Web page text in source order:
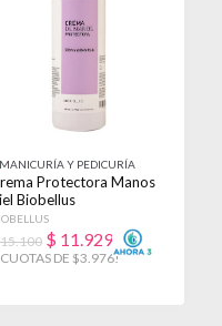
MANICURÍA Y PEDICURÍA
Protectora Manos
Biobellus
500gr No
$ 11.929
DE $3.976!